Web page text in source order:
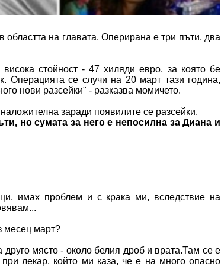
на главата. Оперирана е три пъти, два
стойност - 47 хиляди евро, за която бе
Операцията се случи на 20 март тази година,
нови разсейки" - разказва момичето.
заради появилите се разсейки.
но сумата за него е непосилна за Диана и
имах проблем и с крака ми, вследствие на
месец март?
място - около белия дроб и врата.Там се е
лекар, който ми каза, че е на много опасно